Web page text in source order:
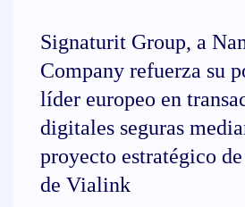
Signaturit Group, a
Company refuerza su
líder europeo en
digitales seguras
proyecto estratégico
de Vialink